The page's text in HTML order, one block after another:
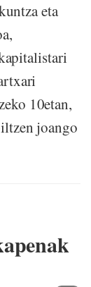
eta
10etan,
joango